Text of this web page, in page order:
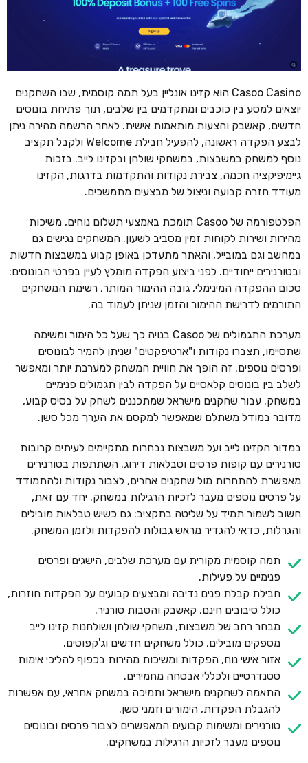
Casoo Casino הוא קזינו אונליין בעל תמה קוסמית, שבו השחקנים
יוצאים למסע בין כוכבים ומתקדמים בין שלבים, תוך פתיחת בונוסים
חדשים, קאשבק והצעות מותאמות אישית. לאחר הרשמה מהירה ניתן
לבצע הפקדה ראשונה, להפעיל חבילת Welcome ולקבל תקציב
נוסף למשחק במשבצות, במשחקי שולחן ובקזינו לייב. בזכות
גיימיפיקציה חכמה, צבירת נקודות והתקדמות בדרגות, הקזינו
מעודד חזרה קבועה וניצול של מבצעים מתמשכים.
הפלטפורמה של Casoo תומכת באמצעי תשלום נוחים, משיכות
מהירות ושירות לקוחות זמין מסביב לשעון. המשחקים נגישים גם
במחשב וגם במובייל, והאתר מתעדכן באופן קבוע במשבצות חדשות
ובטורנירים ייחודיים. לפני ביצוע הפקדה מומלץ לעיין בפרטי הבונוסים:
סכום ההפקדה המינימלי, גובה ההימור המותר, רשימת המשחקים
התורמים לדרישת ההימור והזמן שניתן לעמוד בה.
מערכת התגמולים של Casoo בנויה כך שעל כל הימור ומשימה
שתסיימו, תצברו נקודות ו"ארטיפקטים" שניתן להמיר לבונוסים
ופרסים נוספים. זה הופך את חוויית המשחק למערבת יותר ומאפשר
לשלב בין בונוסים קלאסיים על הפקדה לבין תגמולים פנימיים
במשחק. עבור שחקנים מישראל שמתכננים לשחק על בסיס קבוע,
מדובר במודל משתלם שמאפשר למקסם את הערך מכל סשן.
במדור הקזינו לייב ועל משבצות נבחרות מתקיימים לעיתים קרובות
טורנירים עם קופות פרסים וטבלאות דירוג. השתתפות בטורנירים
מאפשרת להתחרות מול שחקנים אחרים, לצבור נקודות ולהתמודד
על פרסים נוספים מעבר לזכיות הרגילות במשחק. יחד עם זאת,
חשוב לשמור תמיד על שליטה בתקציב: גם כשיש טבלאות מובילים
והגרלות, כדאי להגדיר מראש גבולות להפקדות ולזמן המשחק.
תמה קוסמית מקורית עם מערכת שלבים, הישגים ופרסים
פנימיים על פעילות.
חבילת קבלת פנים נדיבה ומבצעים קבועים על הפקדות חוזרות,
כולל סיבובים חינם, קאשבק והטבות טורניר.
מבחר רחב של משבצות, משחקי שולחן ושולחנות קזינו לייב
מספקים מובילים, כולל משחקים חדשים וג'קפוטים.
אזור אישי נוח, הפקדות ומשיכות מהירות בכפוף להליכי אימות
סטנדרטיים ולכללי אבטחה מחמירים.
התאמה לשחקנים מישראל ותמיכה במשחק אחראי, עם אפשרות
להגבלת הפקדות, הימורים וזמני סשן.
טורנירים ומשימות קבועים המאפשרים לצבור פרסים ובונוסים
נוספים מעבר לזכיות הרגילות במשחקים.